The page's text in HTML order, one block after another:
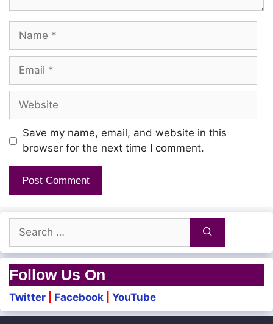
Name
Email
Website
Save my name, email, and website in this
browser for the next time I comment.
Search
for:
Follow Us On
Twitter Facebook YouTube